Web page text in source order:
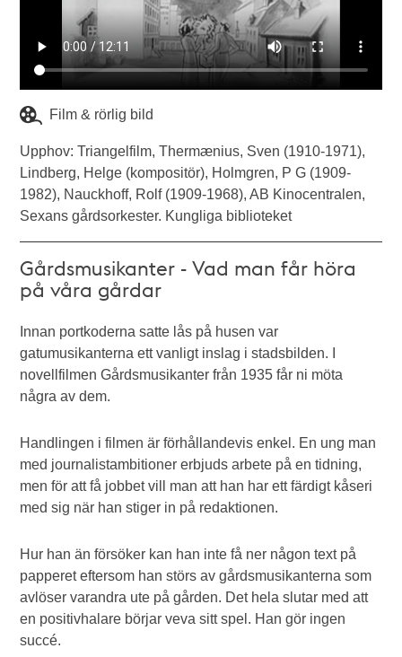
Film & rörlig bild
Upphov: Triangelfilm, Thermænius, Sven (1910-1971),
Lindberg, Helge (kompositör), Holmgren, P G (1909-
1982), Nauckhoff, Rolf (1909-1968), AB Kinocentralen,
Sexans gårdsorkester. Kungliga biblioteket
Gårdsmusikanter - Vad man får höra
på våra gårdar
Innan portkoderna satte lås på husen var
gatumusikanterna ett vanligt inslag i stadsbilden. I
novellfilmen Gårdsmusikanter från 1935 får ni möta
några av dem.
Handlingen i filmen är förhållandevis enkel. En ung man
med journalistambitioner erbjuds arbete på en tidning,
men för att få jobbet vill man att han har ett färdigt kåseri
med sig när han stiger in på redaktionen.
Hur han än försöker kan han inte få ner någon text på
papperet eftersom han störs av gårdsmusikanterna som
avlöser varandra ute på gården. Det hela slutar med att
en positivhalare börjar veva sitt spel. Han gör ingen
succé.